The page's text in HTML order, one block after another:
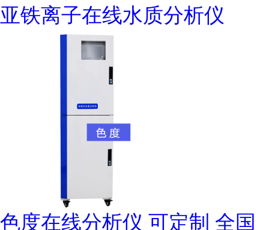
亚铁离子在线水质分析仪
色度在线分析仪 可定制 全国